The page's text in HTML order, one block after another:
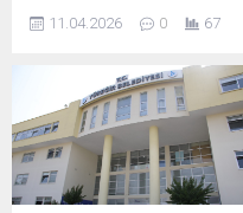
yönelik ihalede yolsuzluk,
operasyon düzenledi. 31
kişil hakkında gözaltı kararı
verilen operasyonda
belediyede de arama yapıldı.
Gözaltına alınanlar arasında
güncel üç isim bulunuyor.
11.04.2026 0 67